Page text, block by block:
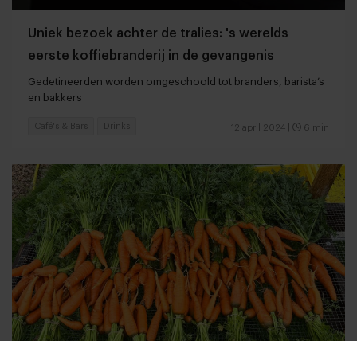
Uniek bezoek achter de tralies: 's werelds
eerste koffiebranderij in de gevangenis
Gedetineerden worden omgeschoold tot branders, barista’s
en bakkers
12 april 2024 6 min
Café's & Bars Drinks